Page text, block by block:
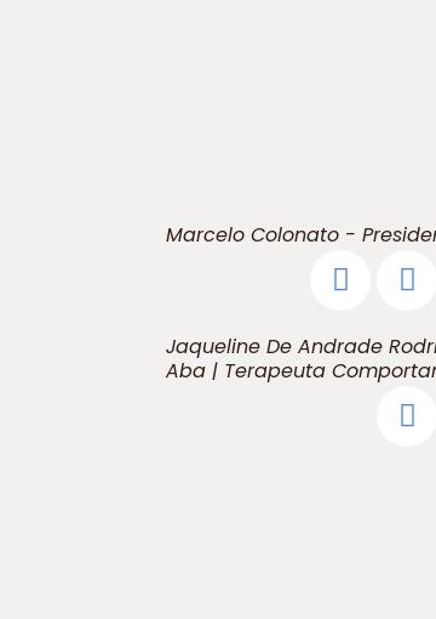
Marcelo Colonato -
Jaqueline De Andrade
Aba | Terapeuta